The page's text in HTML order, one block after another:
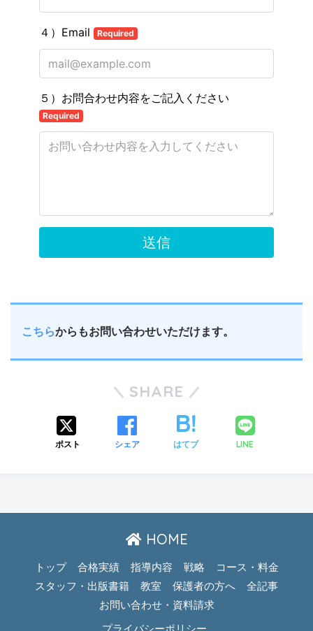
こちらからもお問い合わせいただけます。
SHARE
ポスト シェア はてブ LINE
HOME
トップ 合格実績 指導内容 戦略
コース・料金
スタッフ・出版書籍
教室 保護者の方へ
全記事
お問い合わせ・資料請求